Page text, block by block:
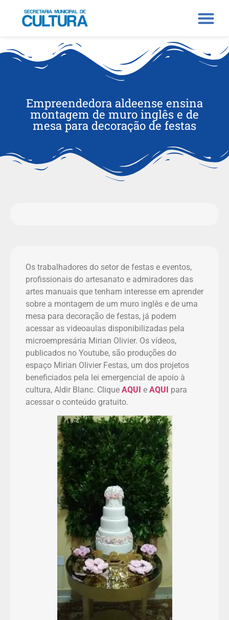
Empreendedora aldeense ensina
montagem de muro inglês e de
mesa para decoração de festas
Os trabalhadores do setor de festas e eventos,
profissionais do artesanato e admiradores das
artes manuais que tenham interesse em aprender
sobre a montagem de um muro inglês e de uma
mesa para decoração de festas, já podem
acessar as videoaulas disponibilizadas pela
microempresária Mirian Olivier. Os vídeos,
publicados no Youtube, são produções do
espaço Mirian Olivier Festas, um dos projetos
beneficiados pela lei emergencial de apoio à
cultura, Aldir Blanc. Clique AQUI e AQUI para
acessar o conteúdo gratuito.